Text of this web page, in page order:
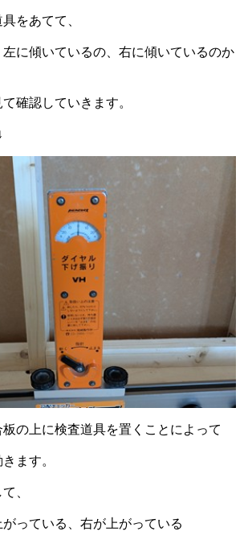
をあてて、
左に傾いているの、右に傾いているのか
確認していきます。
の上に検査道具を置くことによって
ます。
、
っている、右が上がっている